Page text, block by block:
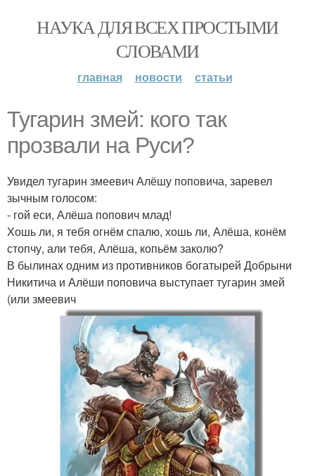
НАУКА ДЛЯ ВСЕХ ПРОСТЫМИ
СЛОВАМИ
главная новости статьи
Тугарин змей: кого так
прозвали на Руси?
Увидел тугарин змеевич Алёшу поповича, заревел
зычным голосом:
- гой еси, Алёша попович млад!
Хошь ли, я тебя огнём спалю, хошь ли, Алёша, конём
стопчу, али тебя, Алёша, копьём заколю?
В былинах одним из противников богатырей Добрыни
Никитича и Алёши поповича выступает тугарин змей
(или змеевич